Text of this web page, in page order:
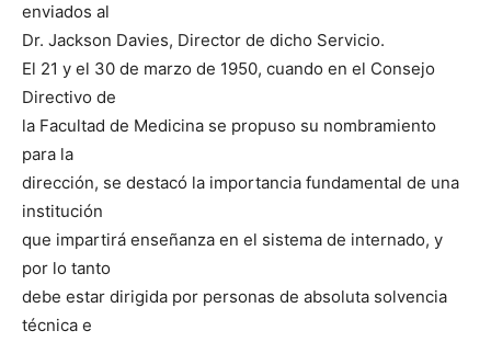
enviados al
Dr. Jackson Davies, Director de dicho Servicio.
El 21 y el 30 de marzo de 1950, cuando en el Consejo
Directivo de
la Facultad de Medicina se propuso su nombramiento
para la
dirección, se destacó la importancia fundamental de una
institución
que impartirá enseñanza en el sistema de internado, y
por lo tanto
debe estar dirigida por personas de absoluta solvencia
técnica e